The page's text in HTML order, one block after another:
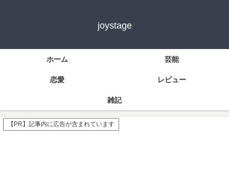
joystage
ホーム 芸能
恋愛 レビュー
雑記
【PR】記事内に広告が含まれています